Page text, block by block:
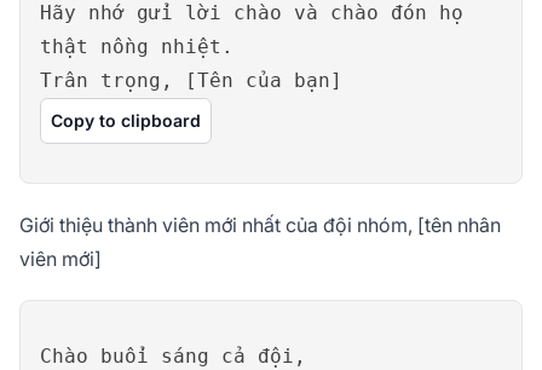
Hãy nhớ gửi lời chào và chào đón họ
thật nồng nhiệt.
Trân trọng, [Tên của bạn]
Copy to clipboard
Giới thiệu thành viên mới nhất của đội nhóm, [tên nhân
viên mới]
Chào buổi sáng cả đội,